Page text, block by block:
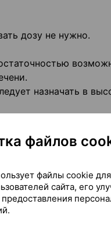
дозу не нужно.
назначать в
в зависимости
2-х лет (см. раздел
следует
Фармлэнд как
Вы пропустили.
файлов
файлы cookie
сайта, его
предоставления